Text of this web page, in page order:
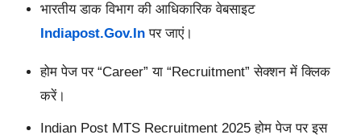
भारतीय डाक विभाग की आधिकारिक वेबसाइट
Indiapost.gov.inपर जाएं।
होम पेज पर “Career” या “Recruitment” सेक्शन में क्लिक
करें।
Indian Post MTS Recruitment 2025 होम पेज पर इस